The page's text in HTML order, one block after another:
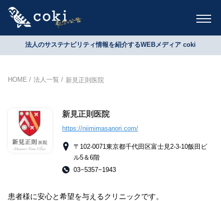
法人のサステナビリティ情報を紹介するWEBメディア coki
HOME 法人一覧 新見正則医院
新見正則医院
https://niimimasanori.com/
〒102-0071東京都千代田区富士見2-3-10飯田ビ
ル5＆6階
03−5357−1943
患者様に安心と希望を与えるクリニックです。